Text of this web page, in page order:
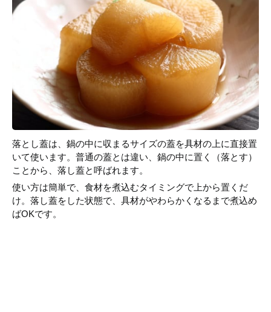
落とし蓋は、鍋の中に収まるサイズの蓋を具材の上に直接置
いて使います。普通の蓋とは違い、鍋の中に置く（落とす）
ことから、落し蓋と呼ばれます。
使い方は簡単で、食材を煮込むタイミングで上から置くだ
け。落し蓋をした状態で、具材がやわらかくなるまで煮込め
ばOKです。